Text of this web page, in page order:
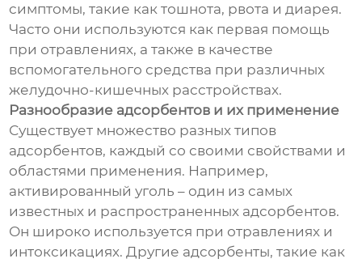
симптомы, такие как тошнота, рвота и диарея.
Часто они используются как первая помощь
при отравлениях, а также в качестве
вспомогательного средства при различных
желудочно-кишечных расстройствах.
Разнообразие адсорбентов и их применение
Существует множество разных типов
адсорбентов, каждый со своими свойствами и
областями применения. Например,
активированный уголь – один из самых
известных и распространенных адсорбентов.
Он широко используется при отравлениях и
интоксикациях. Другие адсорбенты, такие как